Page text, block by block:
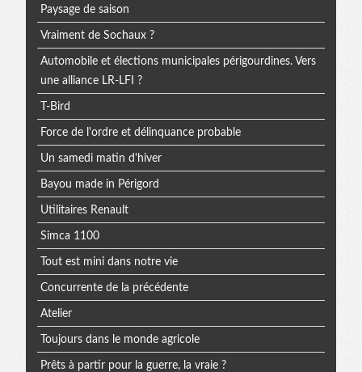
Paysage de saison
Vraiment de Sochaux ?
Automobile et élections municipales périgourdines. Vers
une alliance LR-LFI ?
T-Bird
Force de l'ordre et délinquance probable
Un samedi matin d'hiver
Bayou made in Périgord
Utilitaires Renault
Simca 1100
Tout est mini dans notre vie
Concurrente de la précédente
Atelier
Toujours dans le monde agricole
Prêts à partir pour la guerre, la vraie ?